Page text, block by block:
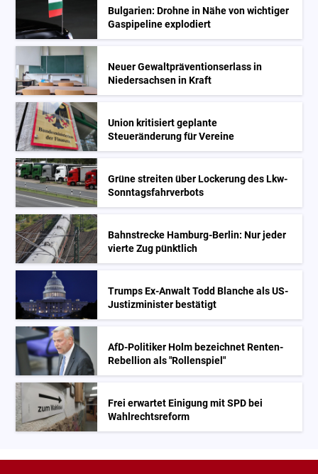
Bulgarien: Drohne in Nähe von wichtiger
Gaspipeline explodiert
Neuer Gewaltpräventionserlass in
Niedersachsen in Kraft
Union kritisiert geplante
Steueränderung für Vereine
Grüne streiten über Lockerung des Lkw-
Sonntagsfahrverbots
Bahnstrecke Hamburg-Berlin: Nur jeder
vierte Zug pünktlich
Trumps Ex-Anwalt Todd Blanche als US-
Justizminister bestätigt
AfD-Politiker Holm bezeichnet Renten-
Rebellion als "Rollenspiel"
Frei erwartet Einigung mit SPD bei
Wahlrechtsreform